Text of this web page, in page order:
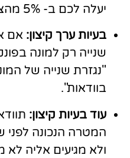
יעלה לכם ב- 5% מהציון.
בעיות ערך קיצון: אם
שנייה רק למונה
"נגזרת שנייה של
בוודאות".
עוד בעיות קיצון:
המטרה הנכונה
ולא מגיעים אליה